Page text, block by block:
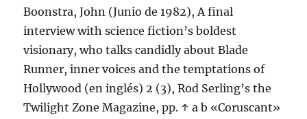
Boonstra, John (Junio de 1982), A final
interview with science fiction’s boldest
visionary, who talks candidly about Blade
Runner, inner voices and the temptations of
Hollywood (en inglés) 2 (3), Rod Serling’s the
Twilight Zone Magazine, pp. ↑ a b «Coruscant»